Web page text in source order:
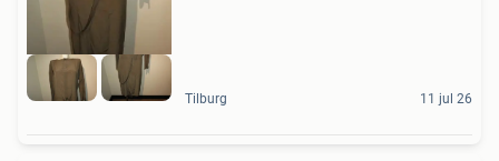
Tilburg 11 jul 26